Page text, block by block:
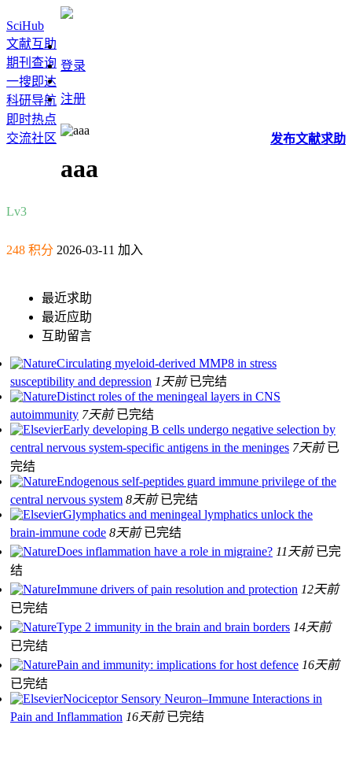
SciHub
文献互助
期刊查询
一搜即达
科研导航
即时热点
交流社区
登录
注册
发布文献求助
aaa
Lv3
248 积分 2026-03-11 加入
最近求助
最近应助
互助留言
Circulating myeloid-derived MMP8 in stress
susceptibility and depression 1天前 已完结
Distinct roles of the meningeal layers in CNS
autoimmunity 7天前 已完结
Early developing B cells undergo negative selection by
central nervous system-specific antigens in the meninges 7天前 已
完结
Endogenous self-peptides guard immune privilege of the
central nervous system 8天前 已完结
Glymphatics and meningeal lymphatics unlock the
brain-immune code 8天前 已完结
Does inflammation have a role in migraine? 11天前 已完
结
Immune drivers of pain resolution and protection 12天前
已完结
Type 2 immunity in the brain and brain borders 14天前
已完结
Pain and immunity: implications for host defence 16天前
已完结
Nociceptor Sensory Neuron–Immune Interactions in
Pain and Inflammation 16天前 已完结